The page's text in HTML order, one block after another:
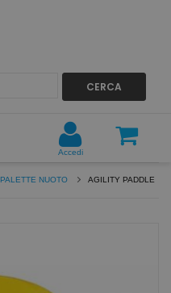
CERCA
Accedi
PALETTE NUOTO AGILITY PADDLE